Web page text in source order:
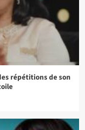
répétitions de son